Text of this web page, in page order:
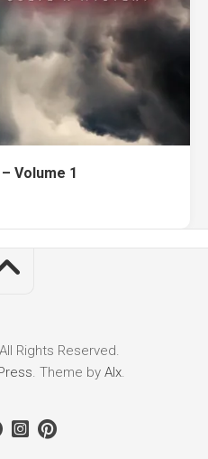
Volume 1
Rights Reserved.
. Theme by Alx.